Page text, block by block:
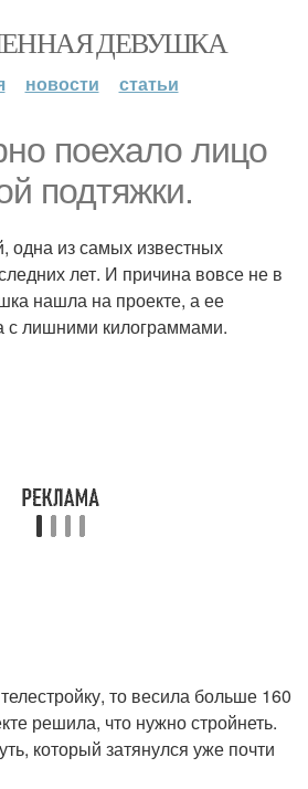
ДЕВУШКА
новости статьи
поехало лицо
подтяжки.
одна из самых известных
лет. И причина вовсе не в
нашла на проекте, а ее
с лишними килограммами.
то весила больше 160
решила, что нужно стройнеть.
который затянулся уже почти